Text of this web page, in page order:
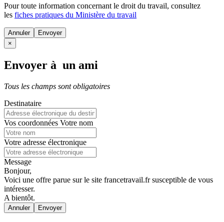
Pour toute information concernant le droit du travail, consultez
les fiches pratiques du Ministère du travail
Annuler
×
Envoyer à un ami
Tous les champs sont obligatoires
Destinataire
Vos coordonnées Votre nom
Votre adresse électronique
Message
Bonjour,
Voici une offre parue sur le site francetravail.fr susceptible de vous
intéresser.
A bientôt.
Annuler